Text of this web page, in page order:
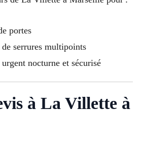
portes
serrures multipoints
nocturne et sécurisé
à La Villette à